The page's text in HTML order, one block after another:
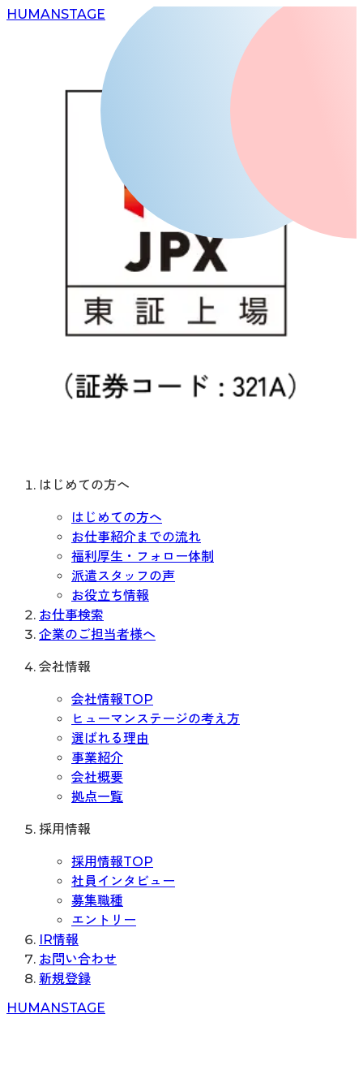
HUMANSTAGE
はじめての方へ
はじめての方へ
お仕事紹介までの流れ
福利厚生・フォロー体制
派遣スタッフの声
お役立ち情報
お仕事検索
企業のご担当者様へ
会社情報
会社情報TOP
ヒューマンステージの考え方
選ばれる理由
事業紹介
会社概要
拠点一覧
採用情報
採用情報TOP
社員インタビュー
募集職種
エントリー
IR情報
お問い合わせ
新規登録
HUMANSTAGE